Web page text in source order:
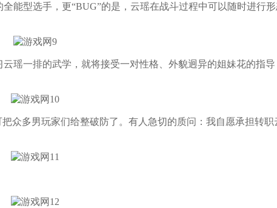
型选手，更“BUG”的是，云瑶在战斗过程中可以随时进行
一排的武学，就将接受一对性格、外貌迥异的姐妹花的指导
多男玩家们给整破防了。有人急切的质问：我自愿承担转职